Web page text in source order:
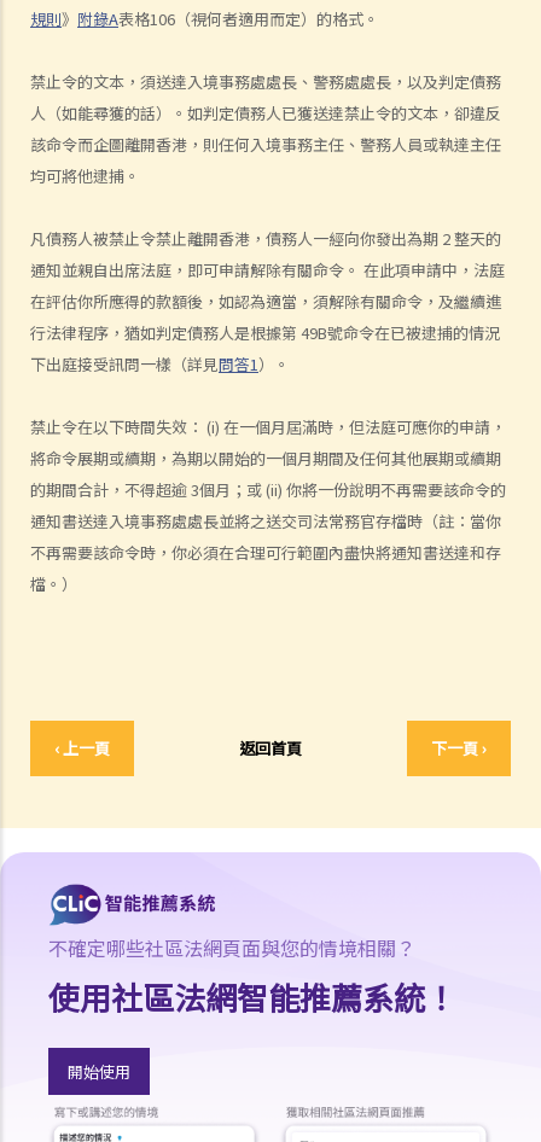
規則》 附錄A表格106（視何者適用而定）的格式。
禁止令的文本，須送達入境事務處處長、警務處處長，以及判定債務
人（如能尋獲的話）。如判定債務人已獲送達禁止令的文本，卻違反
該命令而企圖離開香港，則任何入境事務主任、警務人員或執達主任
均可將他逮捕。
凡債務人被禁止令禁止離開香港，債務人一經向你發出為期 2 整天的
通知並親自出席法庭，即可申請解除有關命令。 在此項申請中，法庭
在評估你所應得的款額後，如認為適當，須解除有關命令，及繼續進
行法律程序，猶如判定債務人是根據第 49B號命令在已被逮捕的情況
下出庭接受訊問一樣（詳見問答1 ）。
禁止令在以下時間失效： (i) 在一個月屆滿時，但法庭可應你的申請，
將命令展期或續期，為期以開始的一個月期間及任何其他展期或續期
的期間合計，不得超逾 3個月；或 (ii) 你將一份說明不再需要該命令的
通知書送達入境事務處處長並將之送交司法常務官存檔時（註：當你
不再需要該命令時，你必須在合理可行範圍內盡快將通知書送達和存
檔。）
‹ 上一頁 返回首頁 下一頁 ›
3. 區域法院會處理甚麼民事案件？
5. 我是否需要聘用律師處理我的案件？若與訟一方是有限公司，情況是
否不同？
1. 法官會否考慮到無律師代表訴訟人在理解法庭程序方面處於不利地
位，而向他們提供法律意見？
8. 如果我打算在區域法院或高等法院向某人提出訴訟，我應以傳訊令狀
(writ of summons)還是以原訴傳票(originating summons)展開法律程
9. 如何以傳訊令狀展開民事訴訟？
10. 如何以原訴傳票展開民事訴訟？
11. 我能否針對某人展開民事訴訟：(a) 即使該人沒有永久地址？(b) 即使
該人通常居於香港以外地區？(c) 即使該人失踨？(d) 即使該人名字不
詳？
12. 甚麼是狀書？ 原告人和被告人在狀書的階段需要送達哪些文件？
陳述書或原訴傳票上嗎？
如何就民事訴訟作出抗辯
2. 作為被告人，我應否就向我展開的訴訟作抗辯？
3. 如果我決定不作出抗辯，該怎麼辦？
4. 如果我決定就案件作出抗辯，該怎麼辦？
5. 如被告人未有提交送達認收書或抗辯書，結果會怎樣？
6. 如被告人提交抗辯書（和反申索書），情況會怎樣？
7. 如果被告人認為他確實拖欠原告人部份款項，可以怎樣做？
8. 我作為民事訴訟中的被告人，但我認為另一方才應該對原告人的申索
負上責任，我應該怎麼辦？
如何就民事案件的審訊作準備
不確定哪些社區法網頁面與您的情境相關？
使用社區法網智能推薦系統！
開始使用